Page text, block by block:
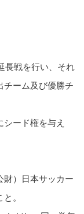
長戦を行い、それ
チーム及び優勝チ
ード権を与え
財）日本サッカー
。